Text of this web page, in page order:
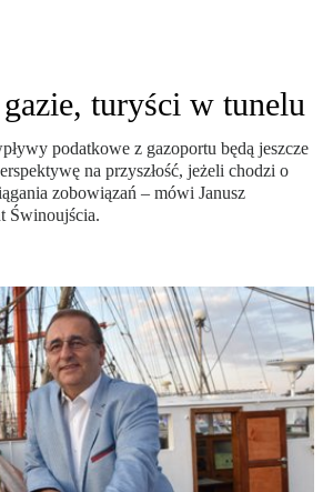
turyści w tunelu
podatkowe z gazoportu będą jeszcze
na przyszłość, jeżeli chodzi o
zobowiązań – mówi Janusz
Świnoujścia.